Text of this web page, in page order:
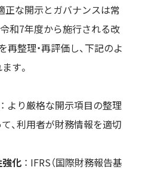
正な開示とガバナンスは常
和7年度から施行される改
整理・再評価し、下記のよ
す。
： より厳格な開示項目の整理
、利用者が財務情報を適切
化 ： IFRS（国際財務報告基